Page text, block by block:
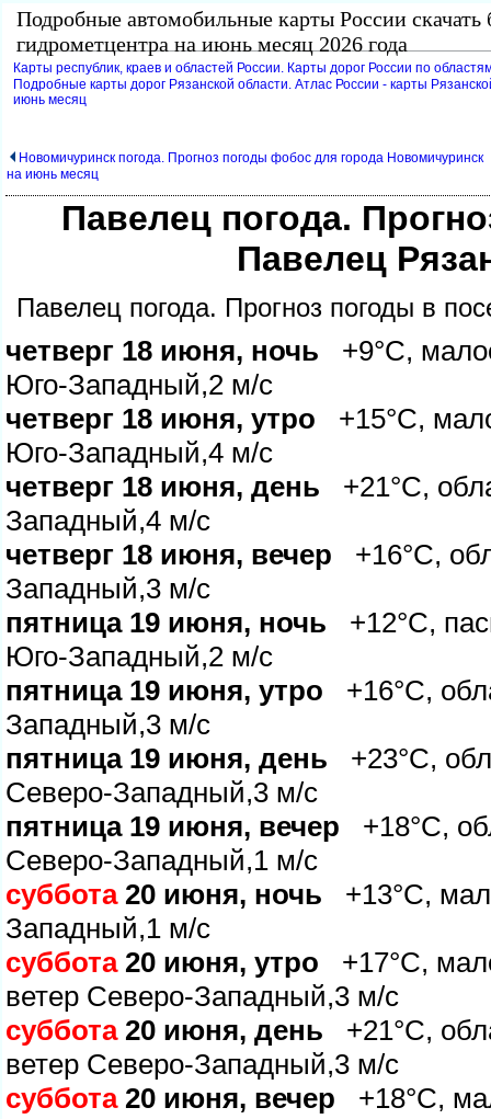
Подробные автомобильные карты России скачать
идрометцентра на июнь месяц 2026 года
Карты республик, краев и областей России. Карты дорог России по
Подробные карты дорог Рязанской области. Атлас России - карты
июнь месяц
Новомичуринск погода. Прогноз погоды фобос для города Новомичуринск
на июнь месяц
Павелец погода.
Павелец
Павелец погода. Прогноз погоды в
четверг 18 июня, ночь +9°C,
Юго-Западный,2 м/с
четверг 18 июня, утро +15°C,
Юго-Западный,4 м/с
четверг 18 июня, день +21°C,
Западный,4 м/с
четверг 18 июня, вечер +16°C,
Западный,3 м/с
пятница 19 июня, ночь +12°C,
Юго-Западный,2 м/с
пятница 19 июня, утро +16°C,
Западный,3 м/с
пятница 19 июня, день +23°C,
Северо-Западный,3 м/с
пятница 19 июня, вечер +18°C,
Северо-Западный,1 м/с
суббота20 июня, ночь +13°C,
Западный,1 м/с
суббота20 июня, утро +17°C,
етер Северо-Западный,3 м/с
суббота20 июня, день +21°C,
етер Северо-Западный,3 м/с
суббота20 июня, вечер +18°C,